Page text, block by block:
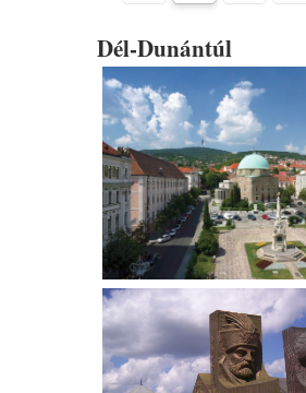
Dél-Dunántúl